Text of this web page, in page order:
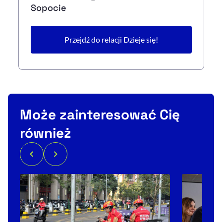
Sopocie
Przejdź do relacji Dzieje się!
Może zainteresować Cię
również